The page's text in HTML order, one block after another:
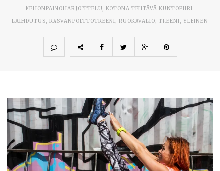
KEHONPAINOHARJOITTELU, KOTONA TEHTÄVÄ KUNTOPIIRI,
LAIHDUTUS, RASVANPOLTTOTREENI, RUOKAVALIO, TREENI, YLEINEN